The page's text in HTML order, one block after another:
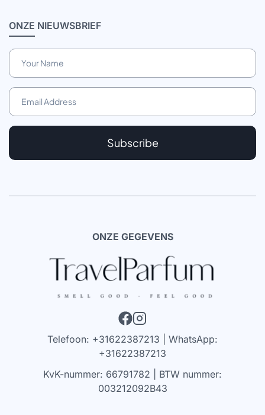
ONZE NIEUWSBRIEF
Subscribe
ONZE GEGEVENS
Telefoon: +31622387213 | WhatsApp:
+31622387213
KvK-nummer: 66791782 | BTW nummer:
003212092B43